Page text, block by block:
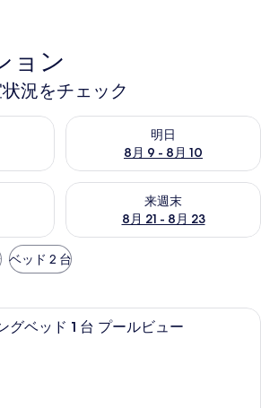
ョン
況をチェック
状況をチェック
明日
8月 9 - 8月 10
明日 8月 9 - 8月 10 の空室状
空室状況をチェック
来週末
8月 21 - 8月 23
来週末 8月 21 - 8月 23 の空室
ベッド 2 台
65 インチのプラズマテレビ (デジタ
グベッド 1 台 プールビュー